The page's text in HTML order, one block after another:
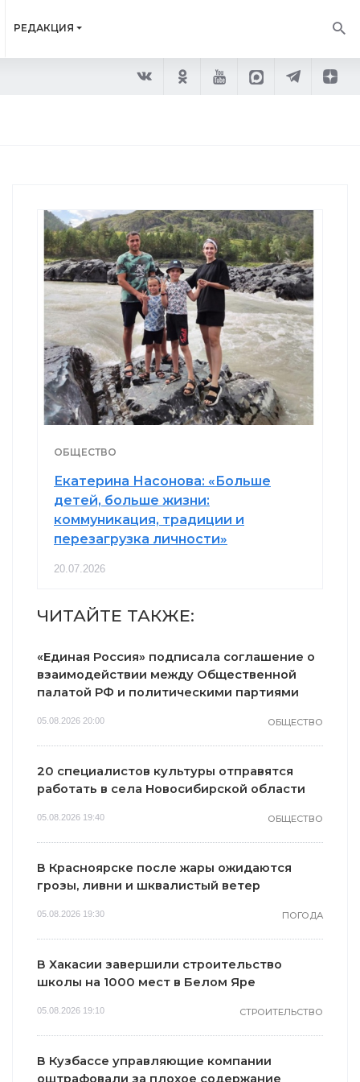
РЕДАКЦИЯ
ОБЩЕСТВО
Екатерина Насонова: «Больше
детей, больше жизни:
коммуникация, традиции и
перезагрузка личности»
20.07.2026
ЧИТАЙТЕ ТАКЖЕ:
«Единая Россия» подписала соглашение о
взаимодействии между Общественной
палатой РФ и политическими партиями
05.08.2026 20:00 ОБЩЕСТВО
20 специалистов культуры отправятся
работать в села Новосибирской области
05.08.2026 19:40 ОБЩЕСТВО
В Красноярске после жары ожидаются
грозы, ливни и шквалистый ветер
05.08.2026 19:30 ПОГОДА
В Хакасии завершили строительство
школы на 1000 мест в Белом Яре
05.08.2026 19:10 СТРОИТЕЛЬСТВО
В Кузбассе управляющие компании
оштрафовали за плохое содержание